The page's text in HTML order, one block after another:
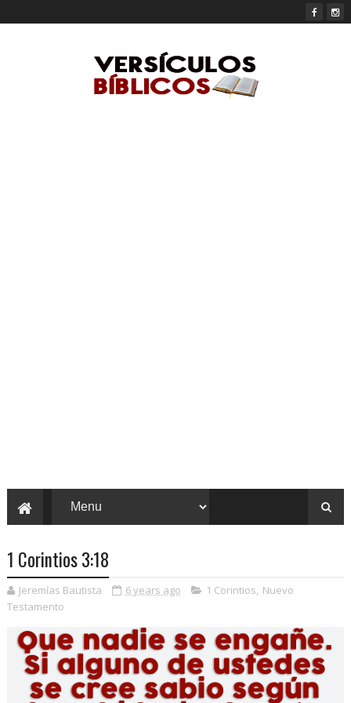
1 Corintios 3:18
Jeremías Bautista 6 years ago 1 Corintios, Nuevo
Testamento